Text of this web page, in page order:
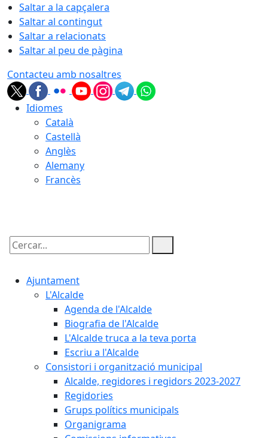
Saltar a la capçalera
Saltar al contingut
Saltar a relacionats
Saltar al peu de pàgina
Contacteu amb nosaltres
Idiomes
Català
Castellà
Anglès
Alemany
Francès
Cercar:
Ajuntament
L'Alcalde
Agenda de l'Alcalde
Biografia de l'Alcalde
L'Alcalde truca a la teva porta
Escriu a l'Alcalde
Consistori i organització municipal
Alcalde, regidores i regidors 2023-2027
Regidories
Grups polítics municipals
Organigrama